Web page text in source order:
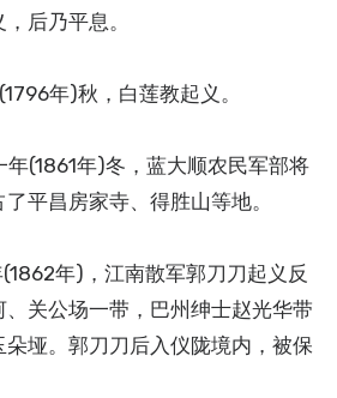
后乃平息。
年)秋，白莲教起义。
(1861年)冬，蓝大顺农民军部将
平昌房家寺、得胜山等地。
年)，江南散军郭刀刀起义反
关公场一带，巴州绅士赵光华带
垭。郭刀刀后入仪陇境内，被保